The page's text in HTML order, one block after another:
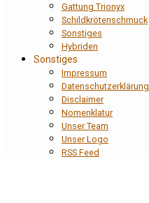
Gattung Trionyx
Schildkrötenschmuck
Sonstiges
Hybriden
Sonstiges
Impressum
Datenschutzerklärung
Disclaimer
Nomenklatur
Unser Team
Unser Logo
RSS Feed